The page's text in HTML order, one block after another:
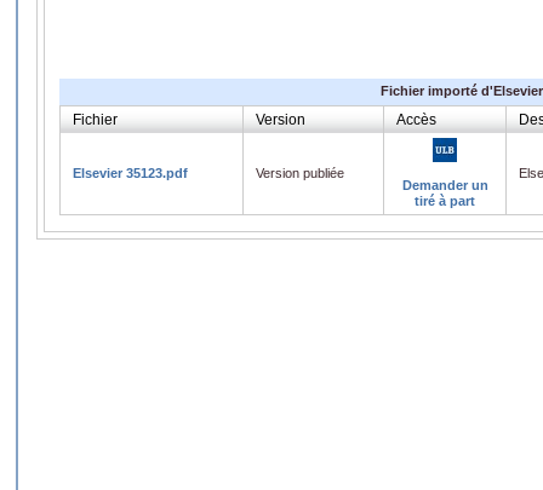
Fichier importé d'Elsevier
Fichier Version Accès
Elsevier 35123.pdf
Version publiée
Demander un
tiré à part